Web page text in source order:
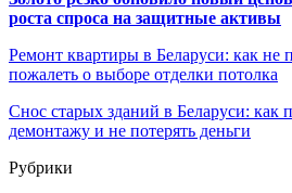
роста спроса на защитные активы
Ремонт квартиры в Беларуси: как не
пожалеть о выборе отделки потолка
Снос старых зданий в Беларуси: как
демонтажу и не потерять деньги
Рубрики